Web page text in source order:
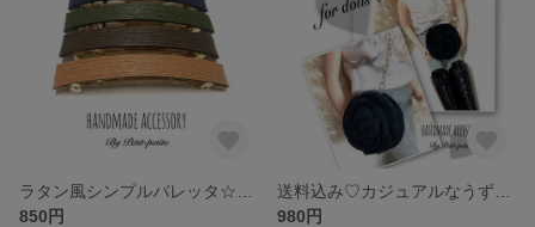
850円
980円